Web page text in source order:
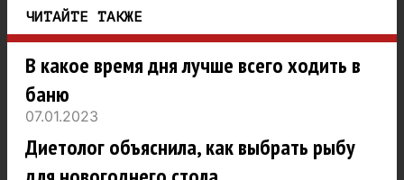
ЧИТАЙТЕ ТАКЖЕ
В какое время дня лучше всего ходить в
баню
07.01.2023
Диетолог объяснила, как выбрать рыбу